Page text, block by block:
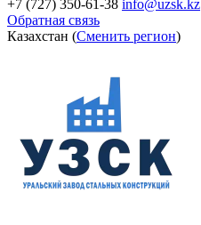
+7 (727) 350-61-38 info@uzsk.kz
Обратная связь
Казахстан (Сменить регион)